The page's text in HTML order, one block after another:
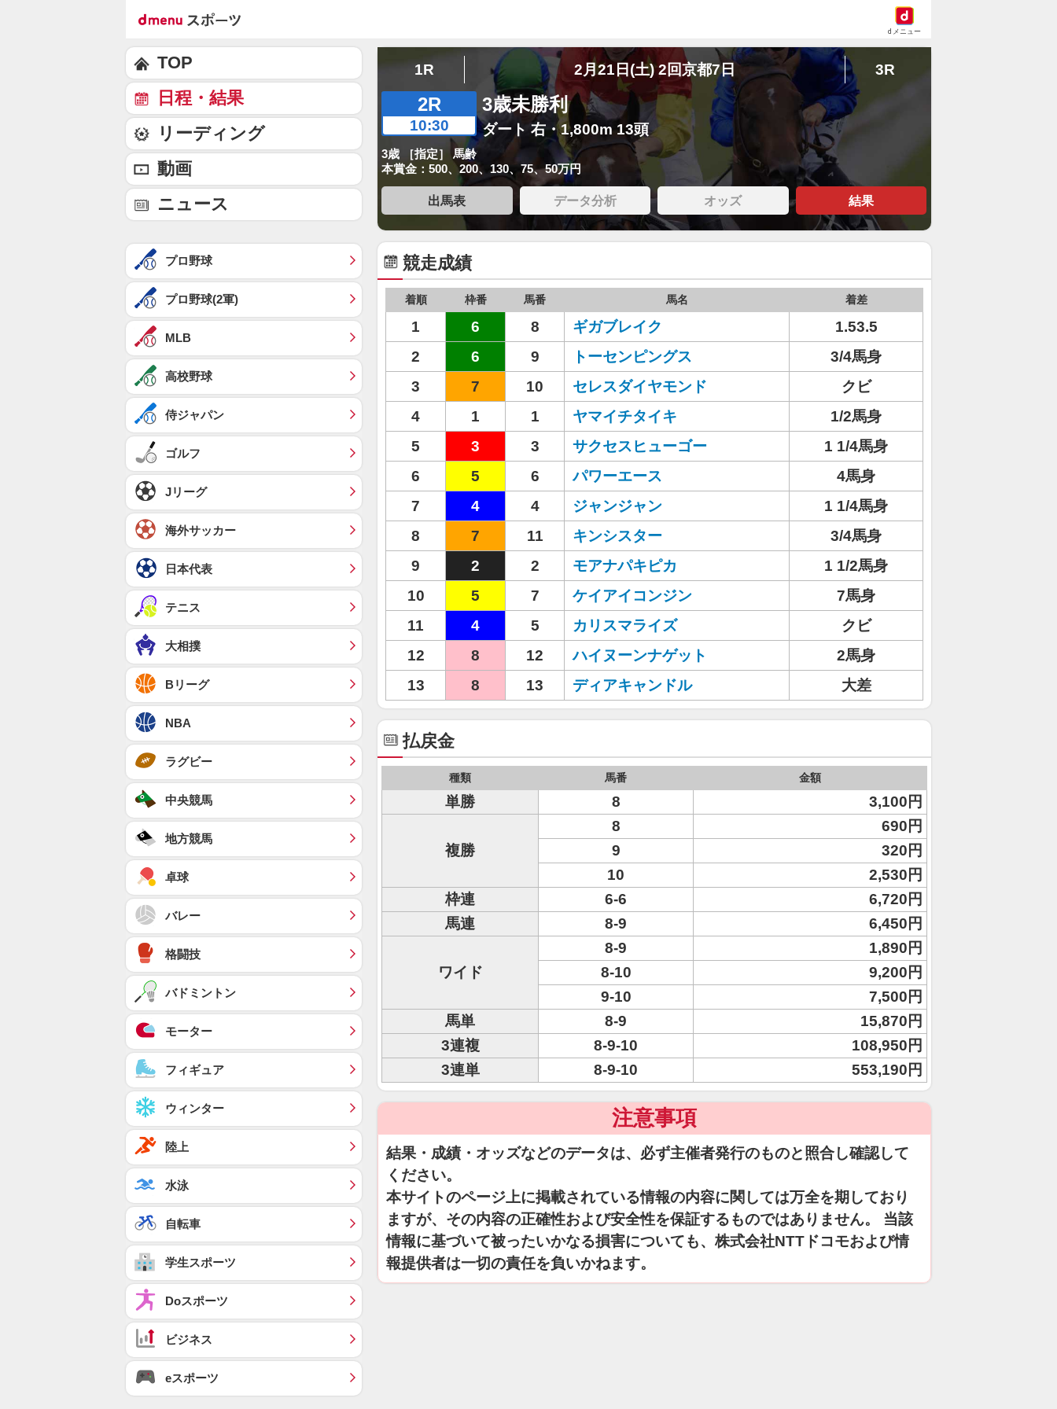
dメニュー
1R 2月21日(土) 2回京都7日 3R
2R
10:30
3歳未勝利
ダート 右・1,800m 13頭
3歳 ［指定］ 馬齢
本賞金：500、200、130、75、50万円
出馬表 データ分析 オッズ 結果
競走成績
着順 枠番 馬番 馬名 着差
1 6 8 ギガブレイク
1.53.5
2
6 9 トーセンピングス
3/4馬身
3
7 10 セレスダイヤモンド
クビ
4
1 1 ヤマイチタイキ
1/2馬身
5
3 3 サクセスヒューゴー
1 1/4馬身
6
5 6 パワーエース
4馬身
7
4 4 ジャンジャン
1 1/4馬身
8
7 11 キンシスター
3/4馬身
9
2 2 モアナパキピカ
1 1/2馬身
10
5 7 ケイアイコンジン
7馬身
11
4 5 カリスマライズ
クビ
12
8 12 ハイヌーンナゲット
2馬身
13
8 13 ディアキャンドル 大差
払戻金
種類 馬番 金額
単勝 8 3,100円
複勝
8
690円
9
320円
10
2,530円
枠連
6-6
6,720円
馬連
8-9 6,450円
ワイド
8-9
1,890円
8-10
9,200円
9-10
7,500円
馬単
8-9
15,870円
3連複
8-9-10
108,950円
3連単
8-9-10 553,190円
注意事項
結果・成績・オッズなどのデータは、必ず主催者発行のものと照合し確認して
ください。
本サイトのページ上に掲載されている情報の内容に関しては万全を期しており
ますが、その内容の正確性および安全性を保証するものではありません。 当該
情報に基づいて被ったいかなる損害についても、株式会社NTTドコモおよび情
報提供者は一切の責任を負いかねます。
TOP
日程・結果
リーディング
動画
ニュース
プロ野球
プロ野球(2軍)
MLB
高校野球
侍ジャパン
ゴルフ
Jリーグ
海外サッカー
日本代表
テニス
大相撲
Bリーグ
NBA
ラグビー
中央競馬
地方競馬
卓球
バレー
格闘技
バドミントン
モーター
フィギュア
ウィンター
陸上
水泳
自転車
学生スポーツ
Doスポーツ
ビジネス
eスポーツ